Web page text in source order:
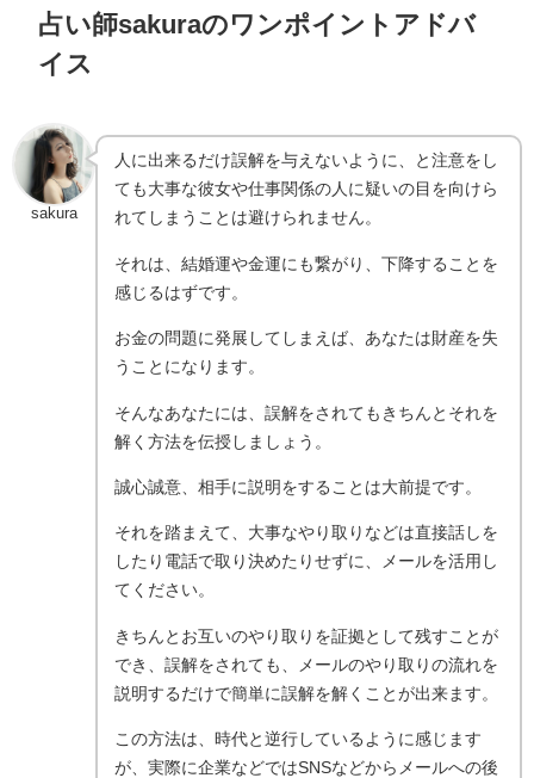
占い師sakuraのワンポイントアドバ
イス
sakura
人に出来るだけ誤解を与えないように、と注意をし
ても大事な彼女や仕事関係の人に疑いの目を向けら
れてしまうことは避けられません。
それは、結婚運や金運にも繋がり、下降することを
感じるはずです。
お金の問題に発展してしまえば、あなたは財産を失
うことになります。
そんなあなたには、誤解をされてもきちんとそれを
解く方法を伝授しましょう。
誠心誠意、相手に説明をすることは大前提です。
それを踏まえて、大事なやり取りなどは直接話しを
したり電話で取り決めたりせずに、メールを活用し
てください。
きちんとお互いのやり取りを証拠として残すことが
でき、誤解をされても、メールのやり取りの流れを
説明するだけで簡単に誤解を解くことが出来ます。
この方法は、時代と逆行しているように感じます
が、実際に企業などではSNSなどからメールへの後